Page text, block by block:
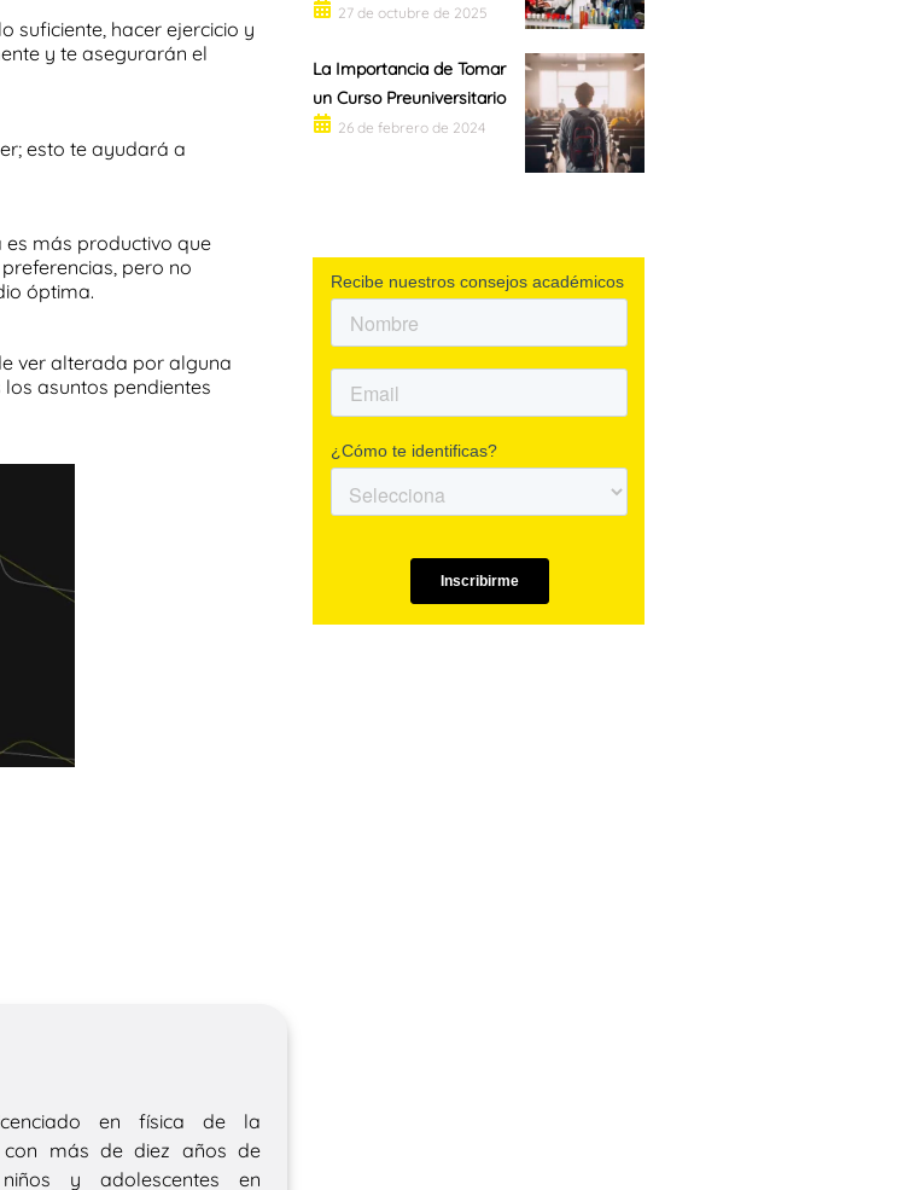
suficiente, hacer ejercicio y
y te asegurarán el
esto te ayudará a
más productivo que
pero no
óptima.
ver alterada por alguna
asuntos pendientes
en física de la
con más de diez años de
y adolescentes en
27 de octubre de 2025
La Importancia de Tomar
un Curso Preuniversitario
26 de febrero de 2024